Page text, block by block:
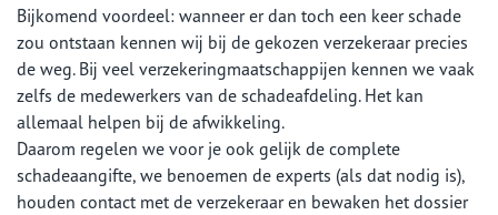
Bijkomend voordeel: wanneer er dan toch een keer schade
zou ontstaan kennen wij bij de gekozen verzekeraar precies
de weg. Bij veel verzekeringmaatschappijen kennen we vaak
zelfs de medewerkers van de schadeafdeling. Het kan
allemaal helpen bij de afwikkeling.
Daarom regelen we voor je ook gelijk de complete
schadeaangifte, we benoemen de experts (als dat nodig is),
houden contact met de verzekeraar en bewaken het dossier